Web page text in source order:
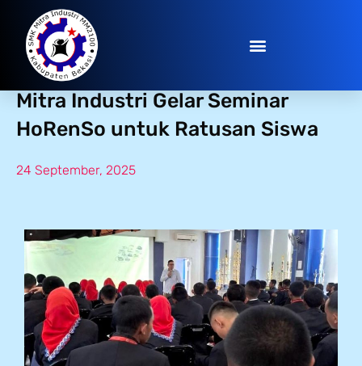
Bekali Soft Skills ala Jepang, SMK
Mitra Industri Gelar Seminar
HoRenSo untuk Ratusan Siswa
24 September, 2025